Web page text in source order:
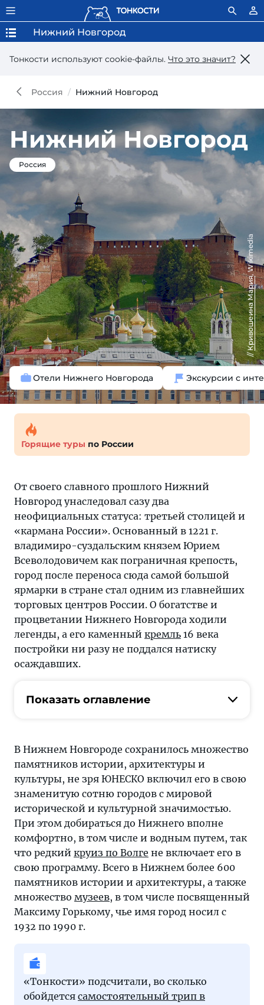
Тонкости используют сookie-файлы. Что это значит?
Нижний Новгород
Россия Нижний Новгород
Нижний Новгород
Россия
Отели Нижнего Новгорода Экскурсии с
Кривошеина Мария
, Wikimedia
Горящие туры по России
От своего славного прошлого Нижний
Новгород унаследовал сазу два
неофициальных статуса: третьей столицей и
«кармана России». Основанный в 1221 г.
владимиро-суздальским князем Юрием
Всеволодовичем как пограничная крепость,
город после переноса сюда самой большой
ярмарки в стране стал одним из главнейших
торговых центров России. О богатстве и
процветании Нижнего Новгорода ходили
легенды, а его каменный кремль 16 века
постройки ни разу не поддался натиску
осаждавших.
Показать оглавление
В Нижнем Новгороде сохранилось множество
памятников истории, архитектуры и
культуры, не зря ЮНЕСКО включил его в свою
знаменитую сотню городов с мировой
исторической и культурной значимостью.
При этом добираться до Нижнего вполне
комфортно, в том числе и водным путем, так
что редкий круиз по Волге не включает его в
свою программу. Всего в Нижнем более 600
памятников истории и архитектуры, а также
множество музеев, в том числе посвященный
Максиму Горькому, чье имя город носил с
1932 по 1990 г.
«Тонкости» подсчитали, во сколько
обойдется самостоятельный трип в